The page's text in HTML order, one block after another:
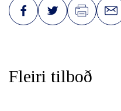
Fleiri tilboð